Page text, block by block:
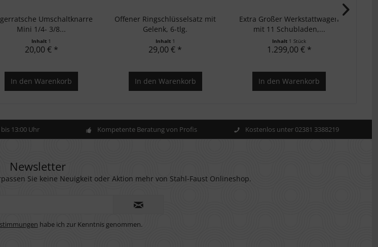
Umschaltknarre
Mini 1/4- 3/8...
Inhalt 1
20,00 € *
In den Warenkorb
Offener Ringschlüsselsatz mit
Gelenk, 6-tlg.
Inhalt 1
29,00 € *
In den Warenkorb
Extra Großer Werkstattwagen
mit 11 Schubladen,...
Inhalt 1 Stück
1.299,00 € *
In den Warenkorb
13:00 Uhr Kompetente Beratung von Profis Kostenlos unter 02381 3388219
Newsletter
Sie keine Neuigkeit oder Aktion mehr von Stahl-Faust Onlineshop.
habe ich zur Kenntnis genommen.